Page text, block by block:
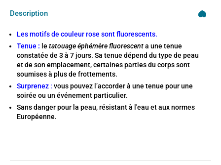
Description
Les motifs de couleur rose sont fluorescents.
Tenue : le tatouage éphémère fluorescenta une tenue
constatée de 3 à 7 jours. Sa tenue dépend du type de peau
et de son emplacement, certaines parties du corps sont
soumises à plus de frottements.
Surprenez : vous pouvez l’accorder à une tenue pour une
soirée ou un événement particulier.
Sans danger pour la peau, résistant à l'eau et aux normes
Européenne.